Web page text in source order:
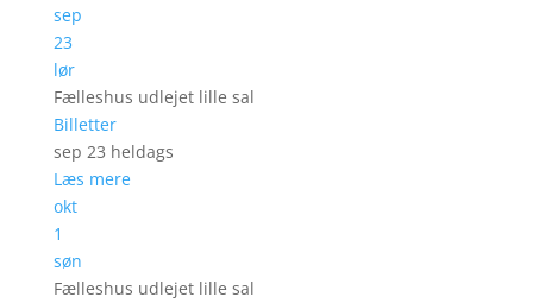
sep
23
lør
Fælleshus udlejet lille sal
Billetter
sep 23 heldags
Læs mere
okt
1
søn
Fælleshus udlejet lille sal